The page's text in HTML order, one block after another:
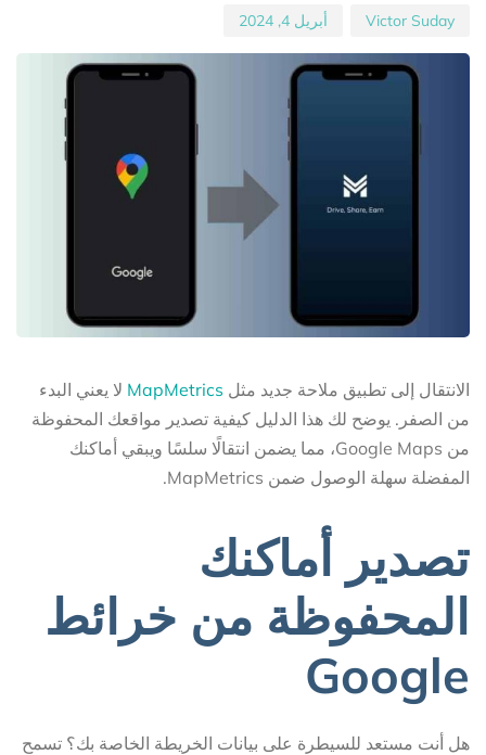
Victor Suday أبريل 4, 2024
الانتقال إلى تطبيق ملاحة جديد مثل MapMetrics لا يعني البدء
من الصفر. يوضح لك هذا الدليل كيفية تصدير مواقعك المحفوظة
من Google Maps، مما يضمن انتقالًا سلسًا ويبقي أماكنك
المفضلة سهلة الوصول ضمن MapMetrics.
تصدير أماكنك
المحفوظة من خرائط
Google
هل أنت مستعد للسيطرة على بيانات الخريطة الخاصة بك؟ تسمح